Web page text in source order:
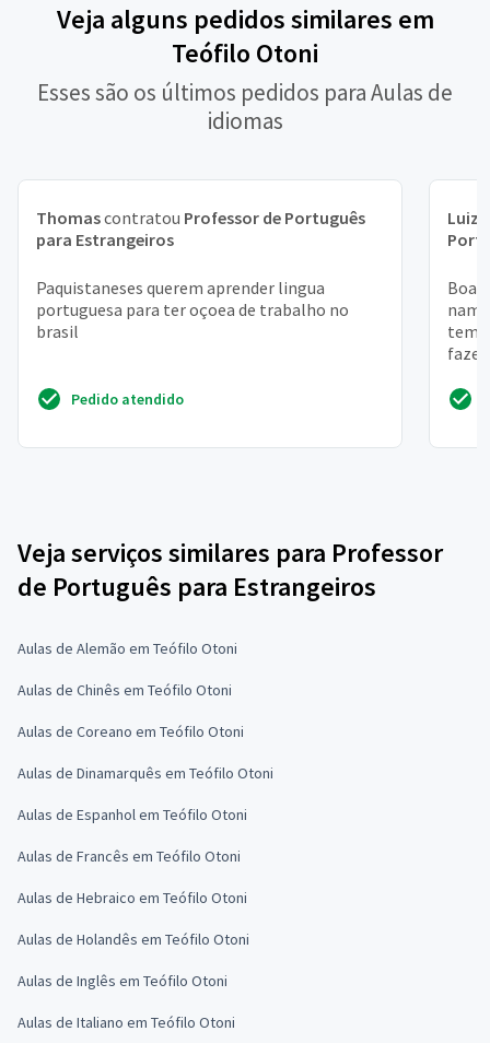
Veja alguns pedidos similares em
Teófilo Otoni
Esses são os últimos pedidos para Aulas de
idiomas
Thomascontratou Professor de Português
para Estrangeiros
Paquistaneses querem aprender lingua
portuguesa para ter oçoea de trabalho no
brasil
Pedido atendido
Luiz
Boa
tem
fazer
Veja serviços similares para Professor
de Português para Estrangeiros
Aulas de Alemão em Teófilo Otoni
Aulas de Chinês em Teófilo Otoni
Aulas de Coreano em Teófilo Otoni
Aulas de Dinamarquês em Teófilo Otoni
Aulas de Espanhol em Teófilo Otoni
Aulas de Francês em Teófilo Otoni
Aulas de Hebraico em Teófilo Otoni
Aulas de Holandês em Teófilo Otoni
Aulas de Inglês em Teófilo Otoni
Aulas de Italiano em Teófilo Otoni